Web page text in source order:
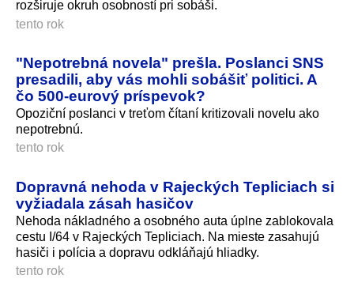
rozširuje okruh osobností pri sobáši.
tento rok
"Nepotrebná novela" prešla. Poslanci SNS
presadili, aby vás mohli sobášiť politici. A
čo 500-eurový príspevok?
Opoziční poslanci v treťom čítaní kritizovali novelu ako
nepotrebnú.
tento rok
Dopravná nehoda v Rajeckých Tepliciach si
vyžiadala zásah hasičov
Nehoda nákladného a osobného auta úplne zablokovala
cestu I/64 v Rajeckých Tepliciach. Na mieste zasahujú
hasiči i polícia a dopravu odkláňajú hliadky.
tento rok